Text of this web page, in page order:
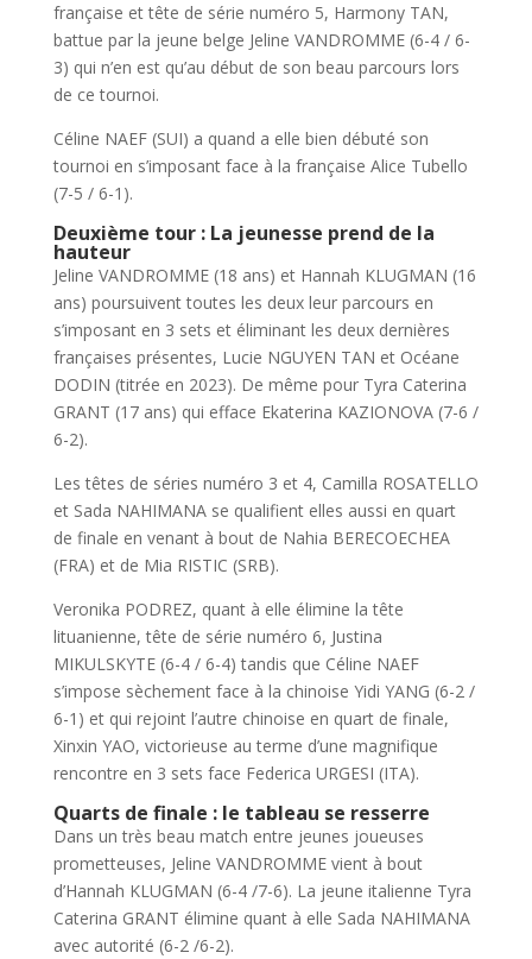
française et tête de série numéro 5, Harmony TAN,
battue par la jeune belge Jeline VANDROMME (6-4 / 6-
3) qui n’en est qu’au début de son beau parcours lors
de ce tournoi.
Céline NAEF (SUI) a quand a elle bien débuté son
tournoi en s’imposant face à la française Alice Tubello
(7-5 / 6-1).
Deuxième tour : La jeunesse prend de la
hauteur
Jeline VANDROMME (18 ans) et Hannah KLUGMAN (16
ans) poursuivent toutes les deux leur parcours en
s’imposant en 3 sets et éliminant les deux dernières
françaises présentes, Lucie NGUYEN TAN et Océane
DODIN (titrée en 2023). De même pour Tyra Caterina
GRANT (17 ans) qui efface Ekaterina KAZIONOVA (7-6 /
6-2).
Les têtes de séries numéro 3 et 4, Camilla ROSATELLO
et Sada NAHIMANA se qualifient elles aussi en quart
de finale en venant à bout de Nahia BERECOECHEA
(FRA) et de Mia RISTIC (SRB).
Veronika PODREZ, quant à elle élimine la tête
lituanienne, tête de série numéro 6, Justina
MIKULSKYTE (6-4 / 6-4) tandis que Céline NAEF
s’impose sèchement face à la chinoise Yidi YANG (6-2 /
6-1) et qui rejoint l’autre chinoise en quart de finale,
Xinxin YAO, victorieuse au terme d’une magnifique
rencontre en 3 sets face Federica URGESI (ITA).
Quarts de finale : le tableau se resserre
Dans un très beau match entre jeunes joueuses
prometteuses, Jeline VANDROMME vient à bout
d’Hannah KLUGMAN (6-4 /7-6). La jeune italienne Tyra
Caterina GRANT élimine quant à elle Sada NAHIMANA
avec autorité (6-2 /6-2).